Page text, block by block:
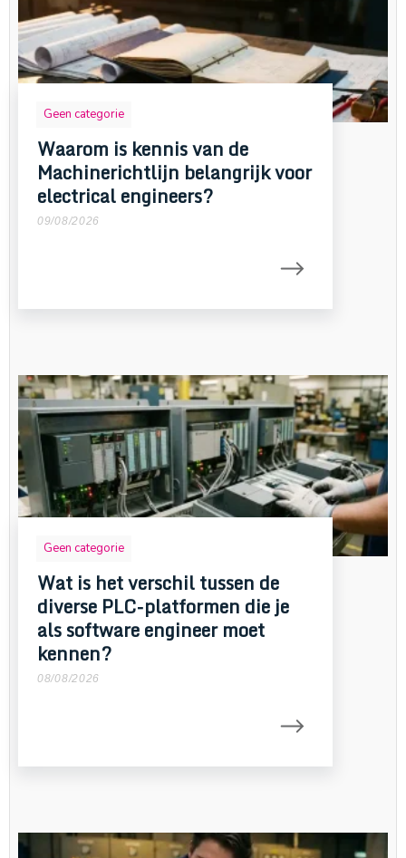
Geen categorie
Waarom is kennis van de
Machinerichtlijn belangrijk voor
electrical engineers?
09/08/2026
Geen categorie
Wat is het verschil tussen de
diverse PLC-platformen die je
als software engineer moet
kennen?
08/08/2026